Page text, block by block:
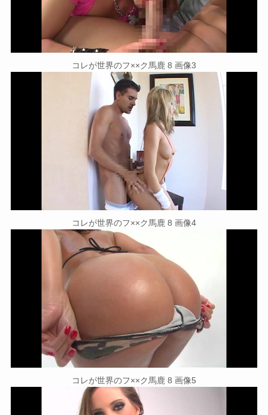
コレが世界のフ××ク馬鹿 8 画像3
コレが世界のフ××ク馬鹿 8 画像4
コレが世界のフ××ク馬鹿 8 画像5